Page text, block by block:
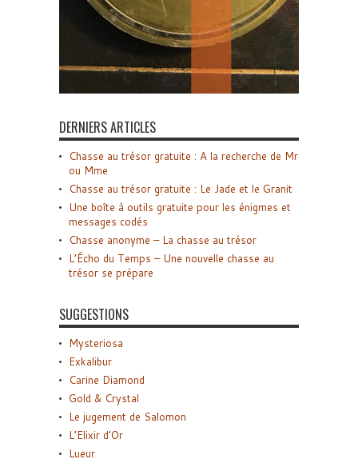
DERNIERS ARTICLES
Chasse au trésor gratuite : A la recherche de Mr
ou Mme
Chasse au trésor gratuite : Le Jade et le Granit
Une boîte à outils gratuite pour les énigmes et
messages codés
Chasse anonyme – La chasse au trésor
L’Écho du Temps – Une nouvelle chasse au
trésor se prépare
SUGGESTIONS
Mysteriosa
Exkalibur
Carine Diamond
Gold & Crystal
Le jugement de Salomon
L’Elixir d’Or
Lueur